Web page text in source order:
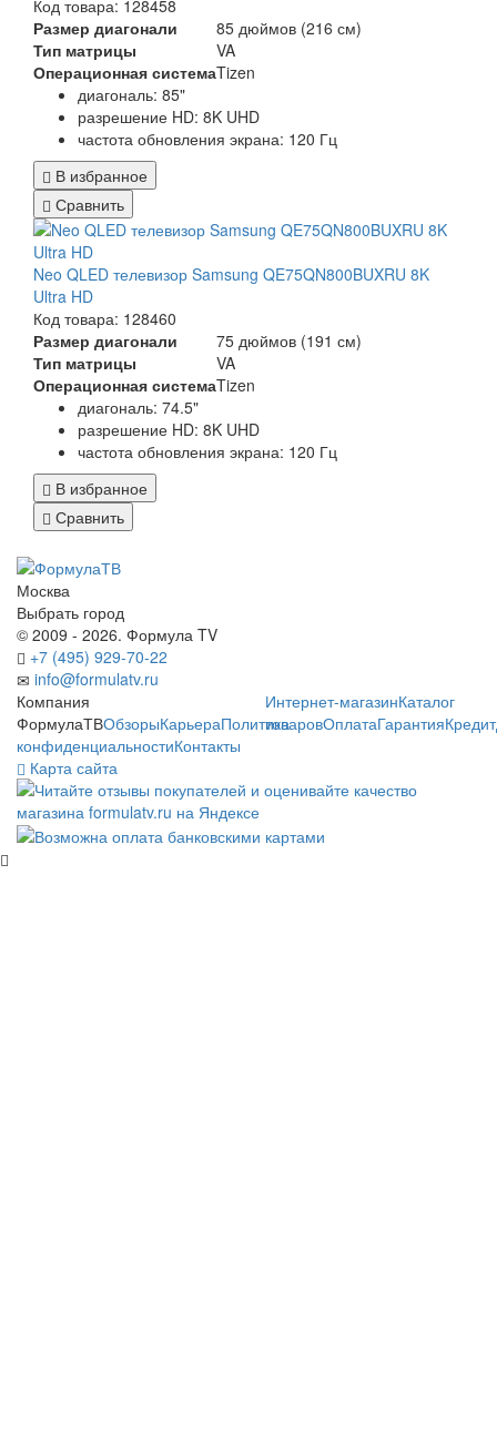
Код товара: 128458
Размер диагонали
85 дюймов (216 см)
Тип матрицы
VA
Операционная системаTizen
диагональ: 85"
разрешение HD: 8K UHD
частота обновления экрана: 120 Гц
В избранное
Сравнить
Neo QLED телевизор Samsung QE75QN800BUXRU 8K
Ultra HD
Код товара: 128460
Размер диагонали
75 дюймов (191 см)
Тип матрицы
VA
Операционная системаTizen
диагональ: 74.5"
разрешение HD: 8K UHD
частота обновления экрана: 120 Гц
В избранное
Сравнить
Москва
Выбрать город
© 2009 - 2026. Формула TV
+7 (495) 929-70-22
info@formulatv.ru
Компания
ФормулаТВОбзорыКарьераПолитика
конфиденциальностиКонтакты
Интернет-магазинКаталог
товаровОплатаГарантияКредит
Карта сайта